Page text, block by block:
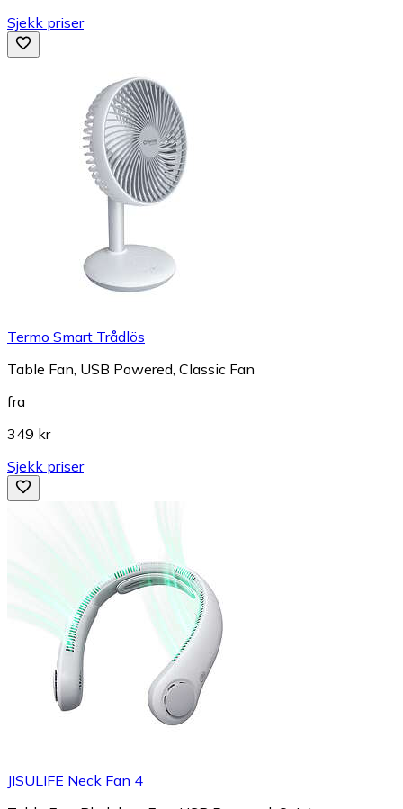
Sjekk priser
Termo Smart Trådlös
Table Fan, USB Powered, Classic Fan
fra
349 kr
Sjekk priser
JISULIFE Neck Fan 4